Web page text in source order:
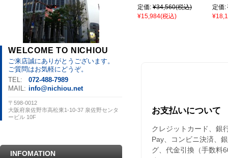
定価: ¥34,560(税込)
¥15,984(税込)
定価:
お支払いについて
クレジットカード、銀
Pay、コンビニ決済、
グ、代金引換（手数料
WELCOME TO NICHIOU
ご来店誠にありがとうございます。
ご質問はお気軽にどうぞ。
TEL:
072-488-7989
MAIL: info@nichiou.net
〒598-0012
大阪府泉佐野市高松東1-10-37 泉佐野センタ
ービル 10F
INFOMATION